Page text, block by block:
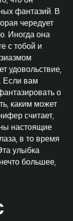
фантазий. В
чередует
Иногда она
с тобой и
удовольствие,
Если вам
о
каким может
считает,
настоящие
в то время
улыбка
большее,